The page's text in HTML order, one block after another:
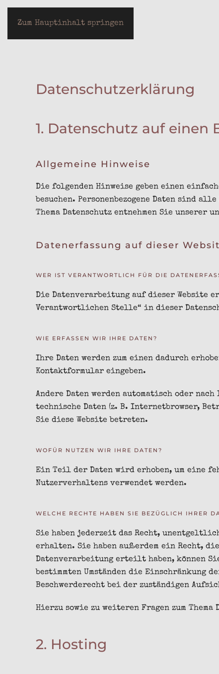
Zum Hauptinhalt springen
Datenschutz­erklärung
1. Datenschutz auf einen
Allgemeine Hinweise
Die folgenden Hinweise geben einen
besuchen. Personenbezogene Daten sind
Thema Datenschutz entnehmen Sie
Datenerfassung auf dieser
WER IST VERANTWORTLICH FÜR DIE
Die Datenverarbeitung auf dieser Website
Verantwortlichen Stelle“ in dieser
WIE ERFASSEN WIR IHRE DATEN?
Ihre Daten werden zum einen dadurch
Kontaktformular eingeben.
Andere Daten werden automatisch oder
technische Daten (z. B. Internetbrowser,
Sie diese Website betreten.
WOFÜR NUTZEN WIR IHRE DATEN?
Ein Teil der Daten wird erhoben, um eine
Nutzerverhaltens verwendet werden.
WELCHE RECHTE HABEN SIE BEZÜGLICH IHRER
Sie haben jederzeit das Recht,
erhalten. Sie haben außerdem ein Recht,
Datenverarbeitung erteilt haben, können
bestimmten Umständen die Einschränkung
Beschwerderecht bei der zuständigen
Hierzu sowie zu weiteren Fragen zum
2. Hosting